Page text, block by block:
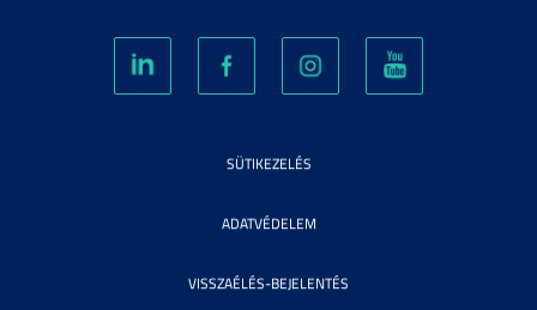
SÜTIKEZELÉS
ADATVÉDELEM
VISSZAÉLÉS-BEJELENTÉS